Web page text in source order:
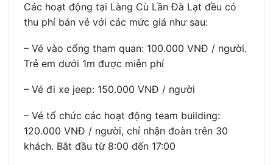
Các hoạt động tại Làng Cù Lần Đà Lạt đều có
thu phí bán vé với các mức giá như sau:
– Vé vào cổng tham quan: 100.000 VNĐ / người.
Trẻ em dưới 1m được miễn phí
– Vé đi xe jeep: 150.000 VNĐ / người
– Vé tổ chức các hoạt động team building:
120.000 VNĐ / người, chỉ nhận đoàn trên 30
khách. Bắt đầu từ 8:00 đến 17:00